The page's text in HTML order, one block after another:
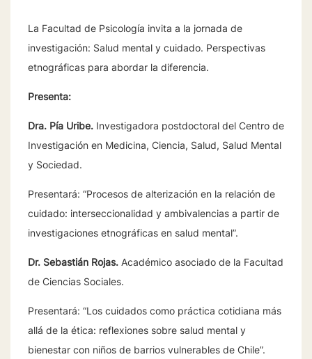
La Facultad de Psicología invita a la jornada de
investigación: Salud mental y cuidado. Perspectivas
etnográficas para abordar la diferencia.
Presenta:
Dra. Pía Uribe. Investigadora postdoctoral del Centro de
Investigación en Medicina, Ciencia, Salud, Salud Mental
y Sociedad.
Presentará: “Procesos de alterización en la relación de
cuidado: interseccionalidad y ambivalencias a partir de
investigaciones etnográficas en salud mental”.
Dr. Sebastián Rojas. Académico asociado de la Facultad
de Ciencias Sociales.
Presentará: “Los cuidados como práctica cotidiana más
allá de la ética: reflexiones sobre salud mental y
bienestar con niños de barrios vulnerables de Chile”.